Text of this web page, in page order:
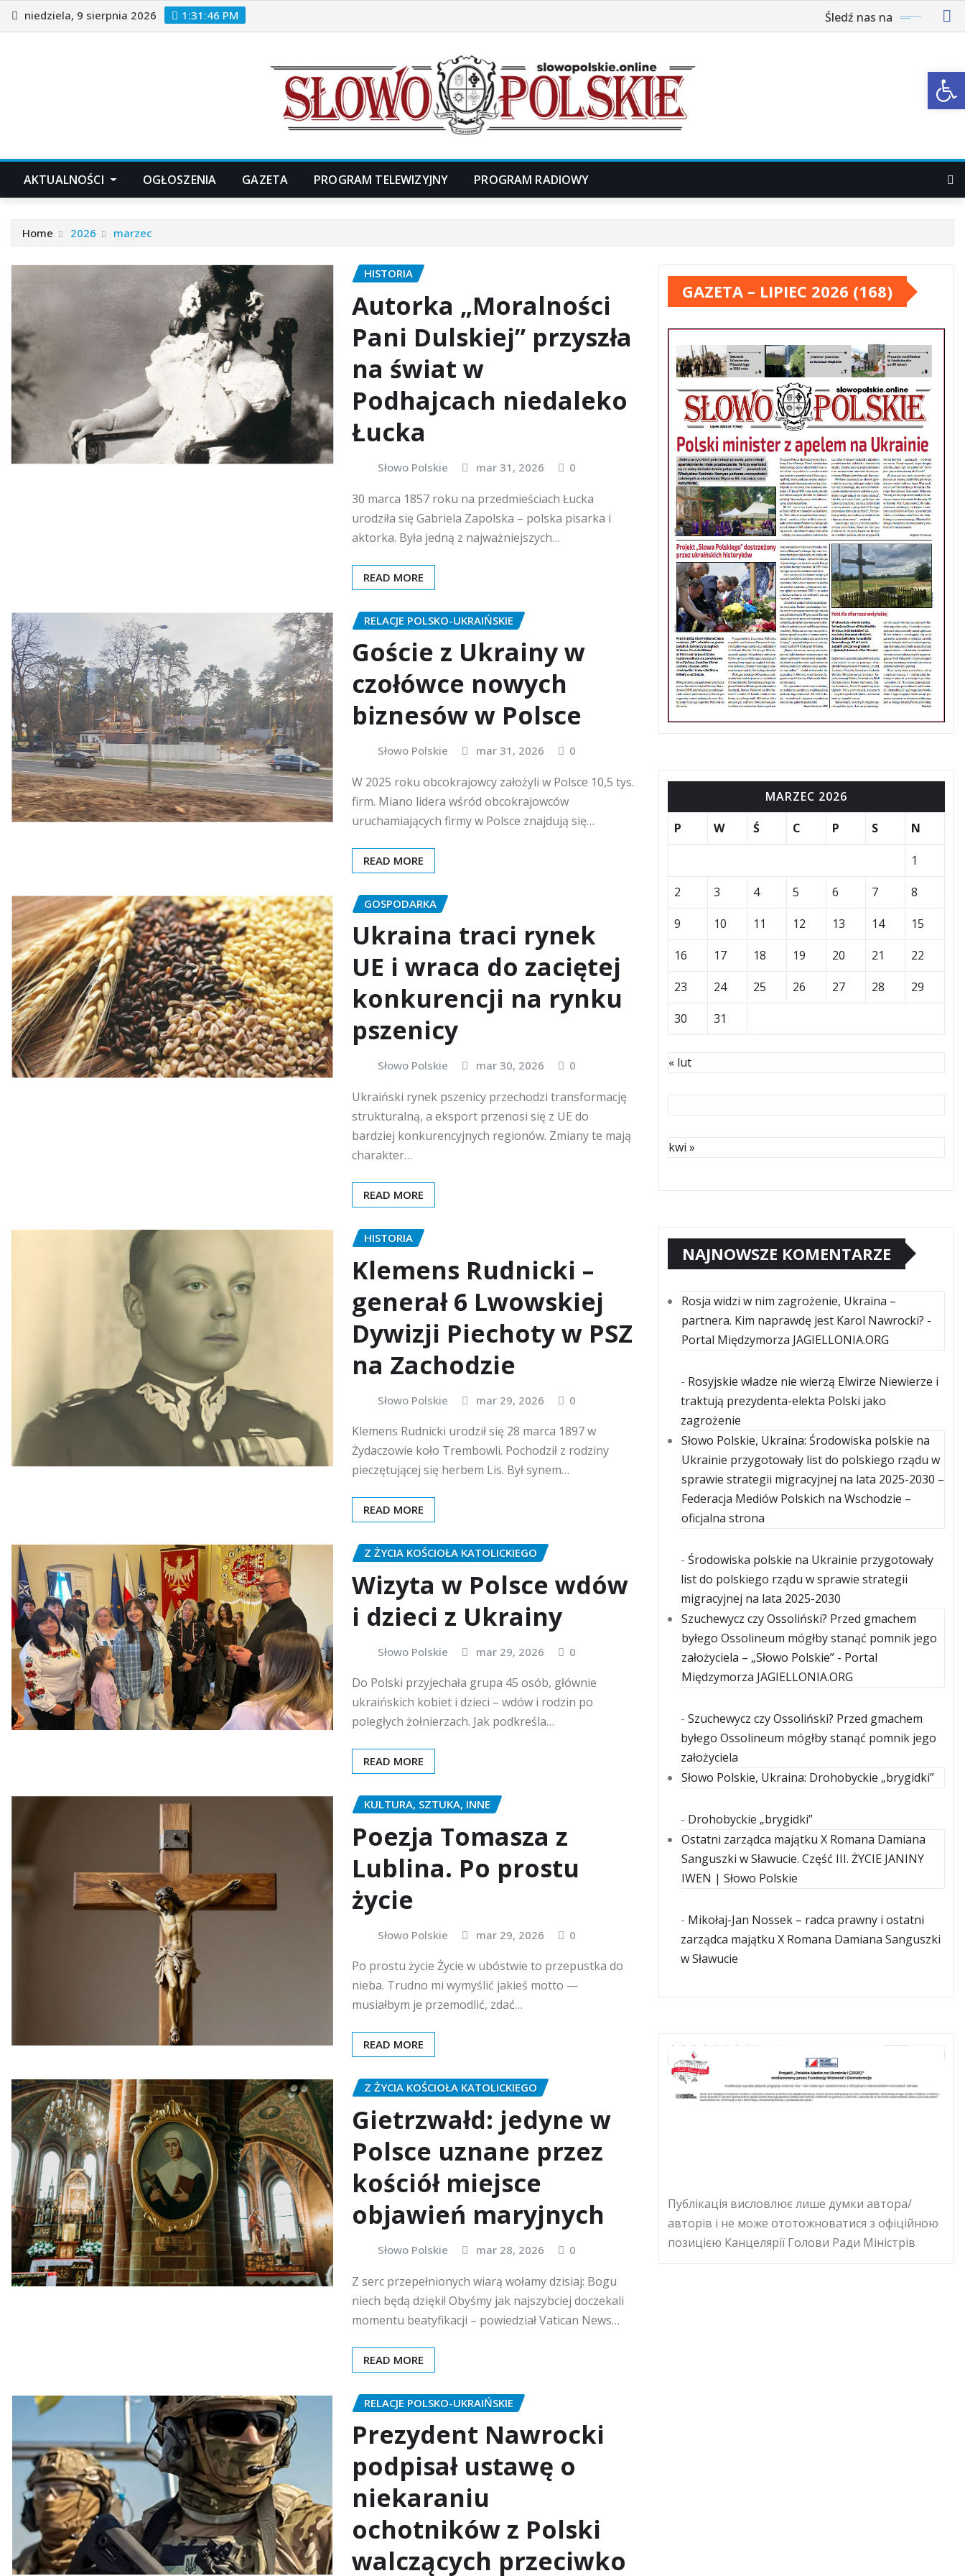
Skip
to
niedziela, 9 sierpnia 2026 1:31:47 PM Śledź nas na
AKTUALNOŚCI OGŁOSZENIA GAZETA PROGRAM TELEWIZYJNY PROGRAM RADIOWY
Home 2026 marzec
HISTORIA
Autorka „Moralności
Pani Dulskiej” przyszła
na świat w
Podhajcach niedaleko
Łucka
Słowo Polskie mar 31, 2026 0
30 marca 1857 roku na przedmieściach Łucka
urodziła się Gabriela Zapolska – polska pisarka i
aktorka. Była jedną z najważniejszych…
READ MORE
RELACJE POLSKO-UKRAIŃSKIE
Goście z Ukrainy w
czołówce nowych
biznesów w Polsce
Słowo Polskie mar 31, 2026 0
W 2025 roku obcokrajowcy założyli w Polsce 10,5 tys.
firm. Miano lidera wśród obcokrajowców
uruchamiających firmy w Polsce znajdują się…
READ MORE
GOSPODARKA
Ukraina traci rynek
UE i wraca do zaciętej
konkurencji na rynku
pszenicy
Słowo Polskie mar 30, 2026 0
Ukraiński rynek pszenicy przechodzi transformację
strukturalną, a eksport przenosi się z UE do
bardziej konkurencyjnych regionów. Zmiany te mają
charakter…
READ MORE
HISTORIA
Klemens Rudnicki –
generał 6 Lwowskiej
Dywizji Piechoty w PSZ
na Zachodzie
Słowo Polskie mar 29, 2026 0
Klemens Rudnicki urodził się 28 marca 1897 w
Żydaczowie koło Trembowli. Pochodził z rodziny
pieczętującej się herbem Lis. Był synem…
READ MORE
Z ŻYCIA KOŚCIOŁA KATOLICKIEGO
Wizyta w Polsce wdów
i dzieci z Ukrainy
Słowo Polskie mar 29, 2026 0
Do Polski przyjechała grupa 45 osób, głównie
ukraińskich kobiet i dzieci – wdów i rodzin po
poległych żołnierzach. Jak podkreśla…
READ MORE
KULTURA, SZTUKA, INNE
Poezja Tomasza z
Lublina. Po prostu
życie
Słowo Polskie mar 29, 2026 0
Po prostu życie Życie w ubóstwie to przepustka do
nieba. Trudno mi wymyślić jakieś motto —
musiałbym je przemodlić, zdać…
READ MORE
Z ŻYCIA KOŚCIOŁA KATOLICKIEGO
Gietrzwałd: jedyne w
Polsce uznane przez
kościół miejsce
objawień maryjnych
Słowo Polskie mar 28, 2026 0
Z serc przepełnionych wiarą wołamy dzisiaj: Bogu
niech będą dzięki! Obyśmy jak najszybciej doczekali
momentu beatyfikacji – powiedział Vatican News…
READ MORE
RELACJE POLSKO-UKRAIŃSKIE
Prezydent Nawrocki
podpisał ustawę o
niekaraniu
ochotników z Polski
walczących przeciwko
GAZETA – LIPIEC 2026 (168)
MARZEC 2026
P
W Ś C P S N
1
2
3 4 5 6 7
8
9
10 11 12 13 14
15
16
17 18 19 20 21
22
23
24 25 26 27 28
29
30
31
« lut
kwi »
NAJNOWSZE KOMENTARZE
Rosja widzi w nim zagrożenie, Ukraina –
partnera. Kim naprawdę jest Karol Nawrocki? -
Portal Międzymorza JAGIELLONIA.ORG
- Rosyjskie władze nie wierzą Elwirze Niewierze i
traktują prezydenta-elekta Polski jako
zagrożenie
Słowo Polskie, Ukraina: Środowiska polskie na
Ukrainie przygotowały list do polskiego rządu w
sprawie strategii migracyjnej na lata 2025-2030 –
Federacja Mediów Polskich na Wschodzie –
oficjalna strona
- Środowiska polskie na Ukrainie przygotowały
list do polskiego rządu w sprawie strategii
migracyjnej na lata 2025-2030
Szuchewycz czy Ossoliński? Przed gmachem
byłego Ossolineum mógłby stanąć pomnik jego
założyciela – „Słowo Polskie” - Portal
Międzymorza JAGIELLONIA.ORG
- Szuchewycz czy Ossoliński? Przed gmachem
byłego Ossolineum mógłby stanąć pomnik jego
założyciela
Słowo Polskie, Ukraina: Drohobyckie „brygidki”
- Drohobyckie „brygidki”
Ostatni zarządca majątku X Romana Damiana
Sanguszki w Sławucie. Część III. ŻYCIE JANINY
IWEN | Słowo Polskie
- Mikołaj-Jan Nossek – radca prawny i ostatni
zarządca majątku X Romana Damiana Sanguszki
w Sławucie
Публікація висловлює лише думки автора/
авторів і не може ототожноватися з офіційною
позицією Канцелярії Голови Ради Міністрів